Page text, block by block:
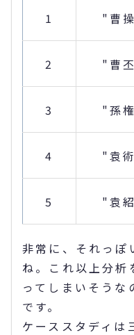
1 " 曹操
2 " 曹丕
3 "孫権
4 "袁術
5 "袁紹
非常に、それっぽ
ね。これ以上分析
ってしまいそうな
です。
ケーススタディは